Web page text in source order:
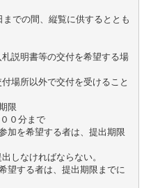
での間、縦覧に供するととも
説明書等の交付を希望する場
場所以外で交付を受けること
限
０分まで
を希望する者は、提出期限
しなければならない。
する者は、提出期限までに